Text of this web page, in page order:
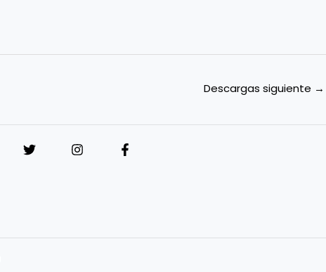
Descargas siguiente →